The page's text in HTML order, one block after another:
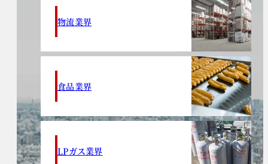
物流業界
食品業界
LPガス業界